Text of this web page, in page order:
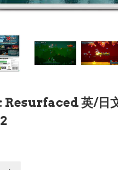
Resurfaced 英/日